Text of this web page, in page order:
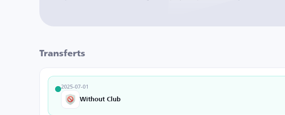
Transferts
2025-07-01
Without Club